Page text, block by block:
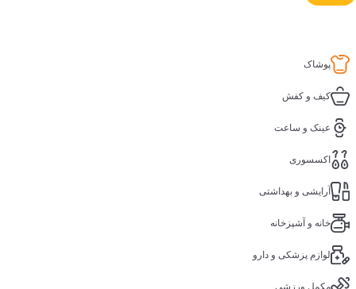
پوشاک
کیف و کفش
عینک و ساعت
اکسسوری
آرایشی و بهداشتی
خانه و آشپزخانه
لوازم پزشکی و دارو
مکمل ورزشی